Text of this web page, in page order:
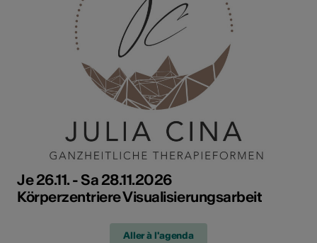
Je 26.11. - Sa 28.11.2026
Körperzentriere Visualisierungsarbeit
Aller à l'agenda